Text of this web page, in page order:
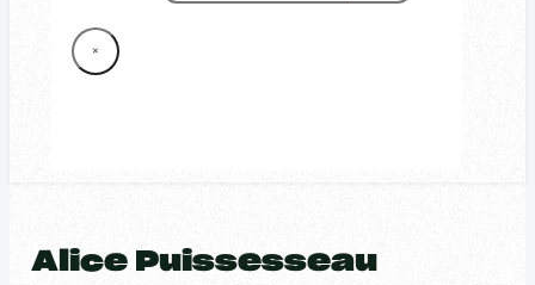
×
Alice Puissesseau